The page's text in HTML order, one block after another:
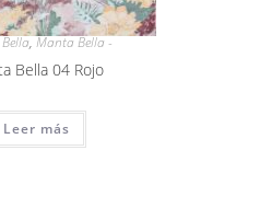
,Manta Bella -
Bella 04 Rojo
Leer más